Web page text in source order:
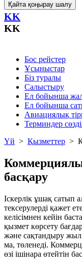
Қайта қоңырау шалу
KK
KK
Бос рейстер
Ұсыныстар
Біз туралы
Салыстыру
Ел бойынша
Ел бойынша
Авиациялық
Терминдер
Үй > Қызметтер >
басқару
Іскерлік ұшақ сатып
тексерулерді қажет
келісімнен кейін
қызмет көрсету
және сақтандыру
ма, төленеді.
өзі ішінара өтейтін